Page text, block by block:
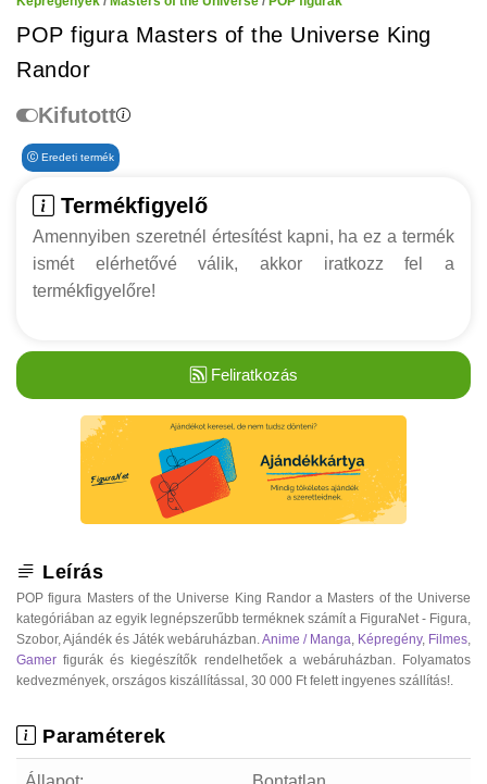
POP figura Masters of the Universe King
Randor
Kifutott
Eredeti termék
Termékfigyelő
Amennyiben szeretnél értesítést kapni, ha ez a termék
ismét elérhetővé válik, akkor iratkozz fel a
termékfigyelőre!
Feliratkozás
Leírás
POP figura Masters of the Universe King Randor a Masters of the Universe
kategóriában az egyik legnépszerűbb terméknek számít a FiguraNet - Figura,
Szobor, Ajándék és Játék webáruházban. Anime / Manga Képregény, Filmes
Gamer figurák és kiegészítők rendelhetőek a webáruházban. Folyamatos
kedvezmények, országos kiszállítással, 30 000 Ft felett ingyenes szállítás!.
Paraméterek